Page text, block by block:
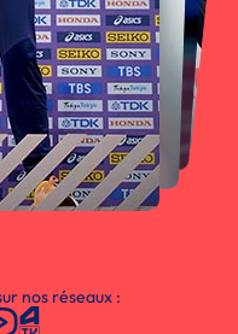
nos réseaux :